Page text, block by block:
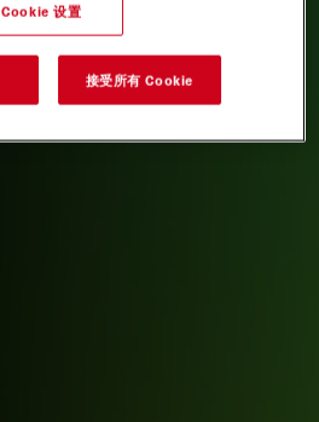
Cookie 设置
接受所有 Cookie